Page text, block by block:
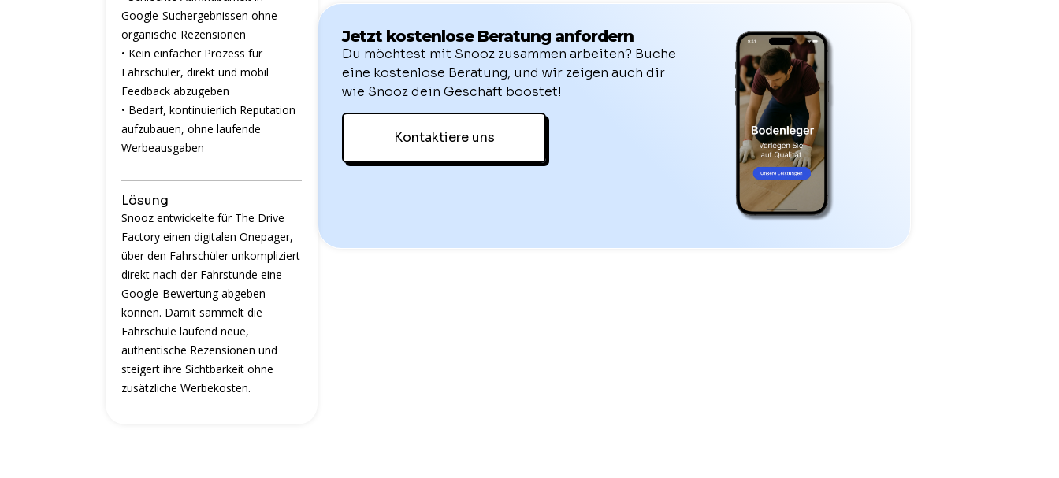
Google-Suchergebnissen ohne
organische Rezensionen
• Kein einfacher Prozess für
Fahrschüler, direkt und mobil
Feedback abzugeben
• Bedarf, kontinuierlich Reputation
aufzubauen, ohne laufende
Werbeausgaben
Lösung
Snooz entwickelte für The Drive
Factory einen digitalen Onepager,
über den Fahrschüler unkompliziert
direkt nach der Fahrstunde eine
Google-Bewertung abgeben
können. Damit sammelt die
Fahrschule laufend neue,
authentische Rezensionen und
steigert ihre Sichtbarkeit ohne
zusätzliche Werbekosten.
Jetzt kostenlose Beratung anfordern
Du möchtest mit Snooz zusammen arbeiten? Buche
eine kostenlose Beratung, und wir zeigen auch dir
wie Snooz dein Geschäft boostet!
Kontaktiere uns